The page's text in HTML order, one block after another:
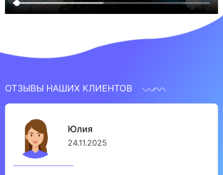
ОТЗЫВЫ НАШИХ КЛИЕНТОВ
Юлия
24.11.2025